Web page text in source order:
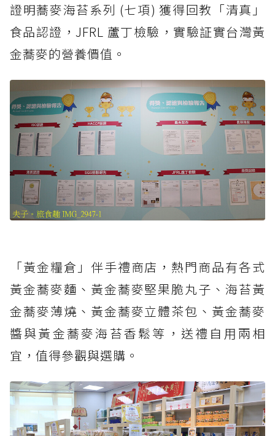
證明蕎麥海苔系列 (七項) 獲得回教「清真」
食品認證，JFRL 蘆丁檢驗，實驗証實台灣黃
金蕎麥的營養價值。
「黃金糧倉」伴手禮商店，熱門商品有各式
黃金蕎麥麵、黃金蕎麥堅果脆丸子、海苔黃
金蕎麥薄燒、黃金蕎麥立體茶包、黃金蕎麥
醬與黃金蕎麥海苔香鬆等，送禮自用兩相
宜，值得參觀與選購。